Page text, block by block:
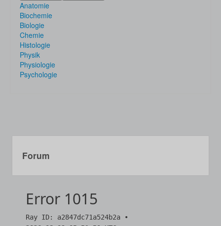
Anatomie
Biochemie
Biologie
Chemie
Histologie
Physik
Physiologie
Psychologie
Forum